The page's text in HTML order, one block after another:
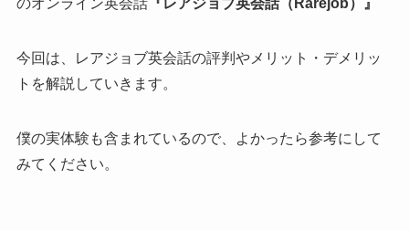
のオンライン英会話『レアジョブ英会話（Rarejob）』
今回は、レアジョブ英会話の評判やメリット・デメリッ
トを解説していきます。
僕の実体験も含まれているので、よかったら参考にして
みてください。